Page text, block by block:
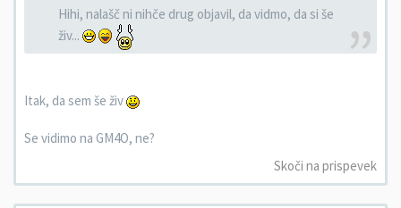
Hihi, nalašč ni nihče drug objavil, da vidmo, da si še
živ...
Itak, da sem še živ
Se vidimo na GM4O, ne?
Skoči na prispevek